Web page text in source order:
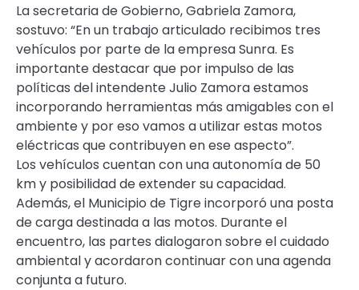
La secretaria de Gobierno, Gabriela Zamora,
sostuvo: “En un trabajo articulado recibimos tres
vehículos por parte de la empresa Sunra. Es
importante destacar que por impulso de las
políticas del intendente Julio Zamora estamos
incorporando herramientas más amigables con el
ambiente y por eso vamos a utilizar estas motos
eléctricas que contribuyen en ese aspecto”.
Los vehículos cuentan con una autonomía de 50
km y posibilidad de extender su capacidad.
Además, el Municipio de Tigre incorporó una posta
de carga destinada a las motos. Durante el
encuentro, las partes dialogaron sobre el cuidado
ambiental y acordaron continuar con una agenda
conjunta a futuro.